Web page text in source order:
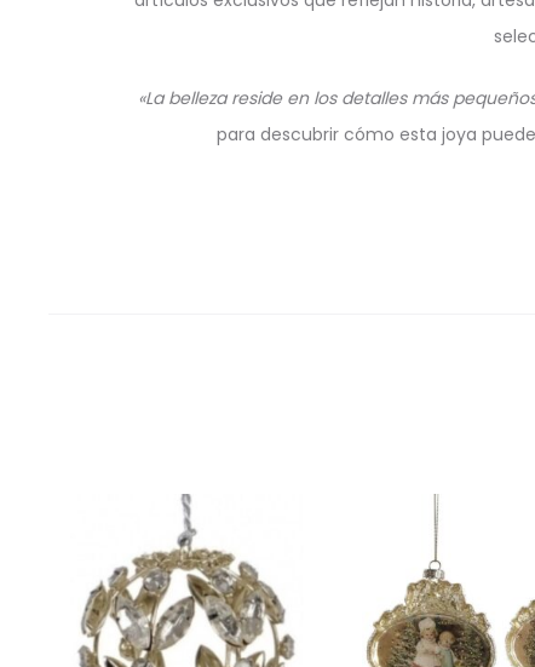
«La belleza reside en los detalles más
para descubrir cómo esta joya